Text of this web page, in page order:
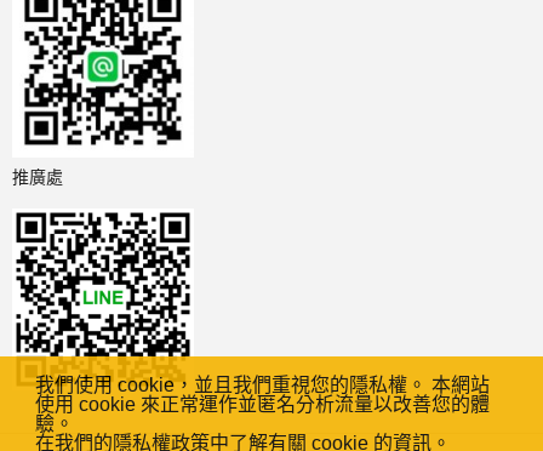
我們使用 cookie，並且我們重視您的隱私權。 本網站
使用 cookie 來正常運作並匿名分析流量以改善您的體
驗。
在我們的隱私權政策中了解有關 cookie 的資訊。
推廣處